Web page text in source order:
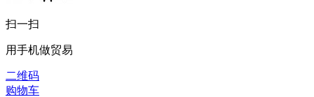
扫一扫
用手机做贸易
二维码
购物车